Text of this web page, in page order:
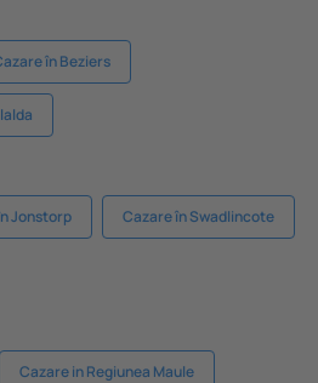
în Beziers
Jonstorp Cazare în Swadlincote
Cazare in Regiunea Maule